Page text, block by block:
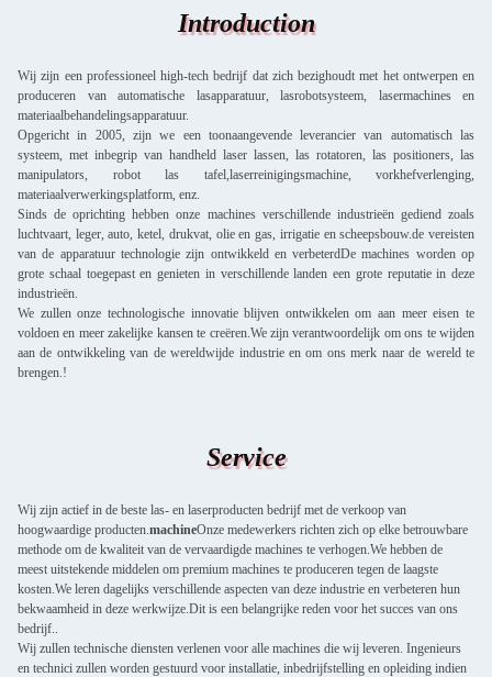
Introduction
Wij zijn een professioneel high-tech bedrijf dat zich bezighoudt met het ontwerpen en
produceren van automatische lasapparatuur, lasrobotsysteem, lasermachines en
materiaalbehandelingsapparatuur.
Opgericht in 2005, zijn we een toonaangevende leverancier van automatisch las
systeem, met inbegrip van handheld laser lassen, las rotatoren, las positioners, las
manipulators, robot las tafel,laserreinigingsmachine, vorkhefverlenging,
materiaalverwerkingsplatform, enz.
Sinds de oprichting hebben onze machines verschillende industrieën gediend zoals
luchtvaart, leger, auto, ketel, drukvat, olie en gas, irrigatie en scheepsbouw.de vereisten
van de apparatuur technologie zijn ontwikkeld en verbeterdDe machines worden op
grote schaal toegepast en genieten in verschillende landen een grote reputatie in deze
industrieën.
We zullen onze technologische innovatie blijven ontwikkelen om aan meer eisen te
voldoen en meer zakelijke kansen te creëren.We zijn verantwoordelijk om ons te wijden
aan de ontwikkeling van de wereldwijde industrie en om ons merk naar de wereld te
brengen.!
Service
Wij zijn actief in de beste las- en laserproducten bedrijf met de verkoop van
hoogwaardige producten.machineOnze medewerkers richten zich op elke betrouwbare
methode om de kwaliteit van de vervaardigde machines te verhogen.We hebben de
meest uitstekende middelen om premium machines te produceren tegen de laagste
kosten.We leren dagelijks verschillende aspecten van deze industrie en verbeteren hun
bekwaamheid in deze werkwijze.Dit is een belangrijke reden voor het succes van ons
bedrijf..
Wij zullen technische diensten verlenen voor alle machines die wij leveren. Ingenieurs
en technici zullen worden gestuurd voor installatie, inbedrijfstelling en opleiding indien